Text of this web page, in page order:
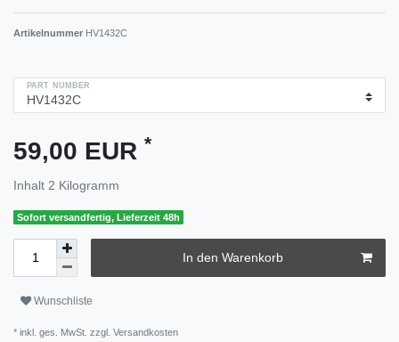
Artikelnummer HV1432C
PART NUMBER
59,00 EUR *
Inhalt 2 Kilogramm
Sofort versandfertig, Lieferzeit 48h
In den Warenkorb
Wunschliste
* inkl. ges. MwSt. zzgl. Versandkosten